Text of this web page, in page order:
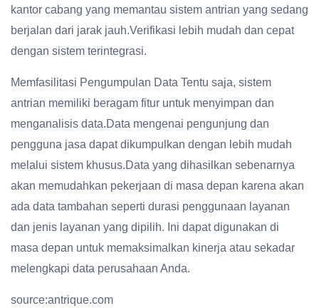
kantor cabang yang memantau sistem antrian yang sedang
berjalan dari jarak jauh.Verifikasi lebih mudah dan cepat
dengan sistem terintegrasi.
Memfasilitasi Pengumpulan Data Tentu saja, sistem
antrian memiliki beragam fitur untuk menyimpan dan
menganalisis data.Data mengenai pengunjung dan
pengguna jasa dapat dikumpulkan dengan lebih mudah
melalui sistem khusus.Data yang dihasilkan sebenarnya
akan memudahkan pekerjaan di masa depan karena akan
ada data tambahan seperti durasi penggunaan layanan
dan jenis layanan yang dipilih. Ini dapat digunakan di
masa depan untuk memaksimalkan kinerja atau sekadar
melengkapi data perusahaan Anda.
source:antrique.com